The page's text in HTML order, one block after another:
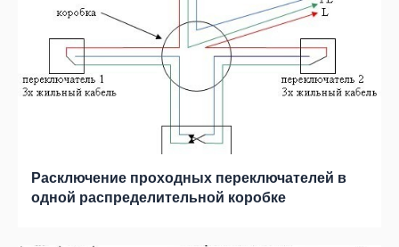
Расключение проходных переключателей в
одной распределительной коробке